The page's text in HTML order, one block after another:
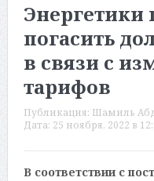
погасить
в связи с
тарифов
Публикация: Шамиль
Дата: 25 ноября, 2022 в
В соответствии с